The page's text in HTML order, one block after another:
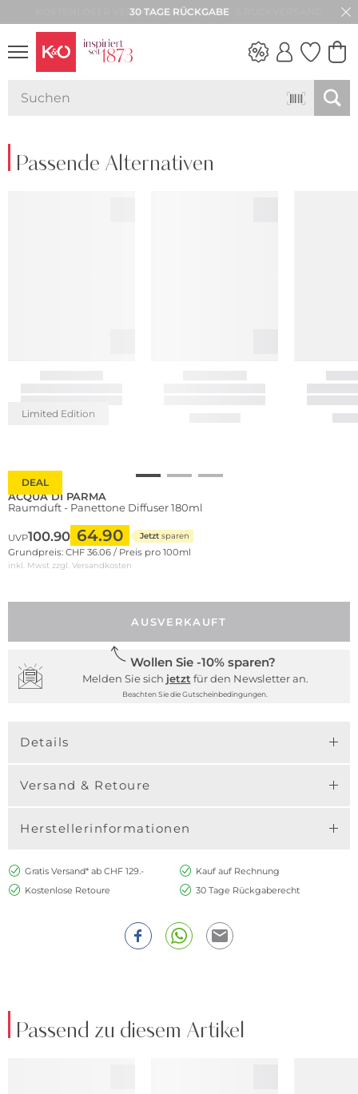
30 TAGE RÜCKGABE
Passende Alternativen
DEAL
Limited Edition
ACQUA DI PARMA
Raumduft - Panettone Diffuser 180ml
UVP100.90 64.90 Jetzt sparen
Grundpreis: CHF 36.06 / Preis pro 100ml
inkl. Mwst zzgl. Versandkosten
AUSVERKAUFT
Wollen Sie -10% sparen?
Melden Sie sich jetzt für den Newsletter an.
Beachten Sie die Gutscheinbedingungen.
Details
Versand & Retoure
Herstellerinformationen
Gratis Versand* ab CHF 129.-
Kauf auf Rechnung
Kostenlose Retoure
30 Tage Rückgaberecht
Passend zu diesem Artikel